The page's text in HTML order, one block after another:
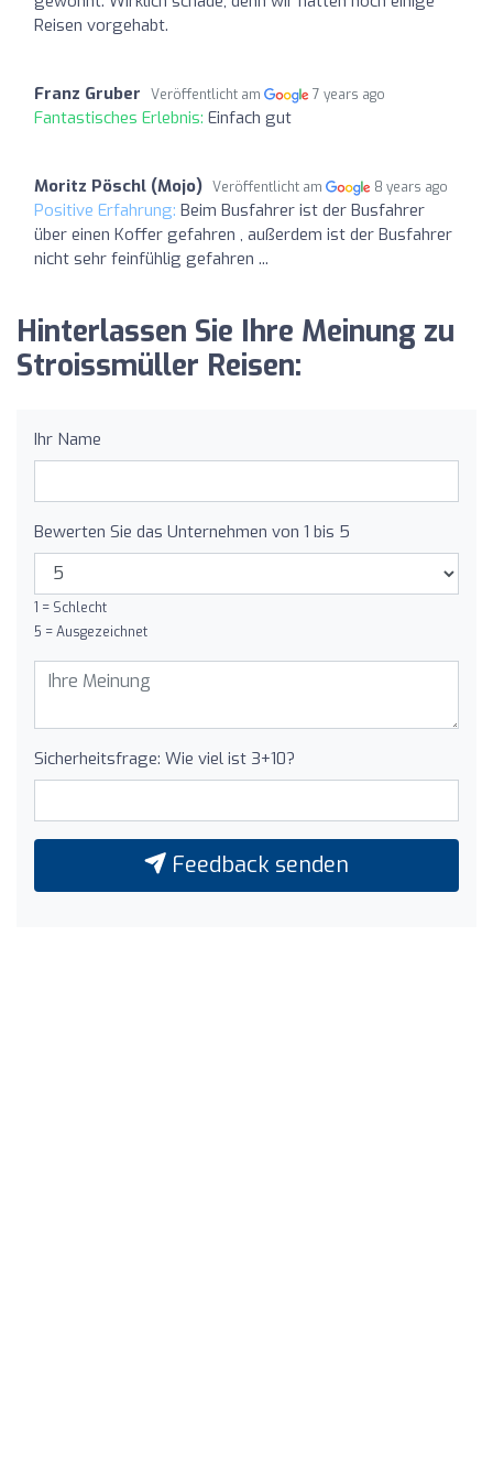
Reisen vorgehabt.
Franz Gruber Veröffentlicht am 7 years ago
Fantastisches Erlebnis: Einfach gut
Moritz Pöschl (Mojo) Veröffentlicht am 8 years ago
Positive Erfahrung: Beim Busfahrer ist der Busfahrer
über einen Koffer gefahren , außerdem ist der Busfahrer
nicht sehr feinfühlig gefahren ...
Hinterlassen Sie Ihre Meinung zu
Stroissmüller Reisen:
Ihr Name
Bewerten Sie das Unternehmen von 1 bis 5
1 = Schlecht
5 = Ausgezeichnet
Sicherheitsfrage: Wie viel ist 3+10?
Feedback senden